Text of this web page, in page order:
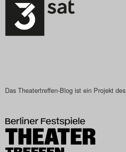
Das Theatertreffen-Blog ist ein Projekt des